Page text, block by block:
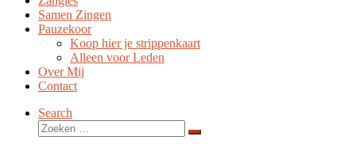
Samen Zingen
Pauzekoor
Koop hier je strippenkaart
Alleen voor Leden
Over Mij
Contact
Search
Zoeken
Zoeken